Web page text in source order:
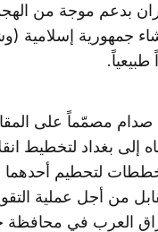
بدعم موجة من
جمهورية إسلامية
طبيعياً.
صدام مصمّماً على
إلى بغداد لتخطيط
لتحطيم أحدهما
من أجل عملية
العرب في محافظة